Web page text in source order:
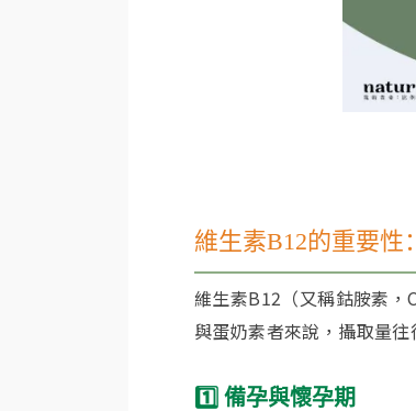
維生素B12的重要性
維生素B12（又稱鈷胺素
與蛋奶素者來說，攝取量往
1️⃣ 備孕與懷孕期